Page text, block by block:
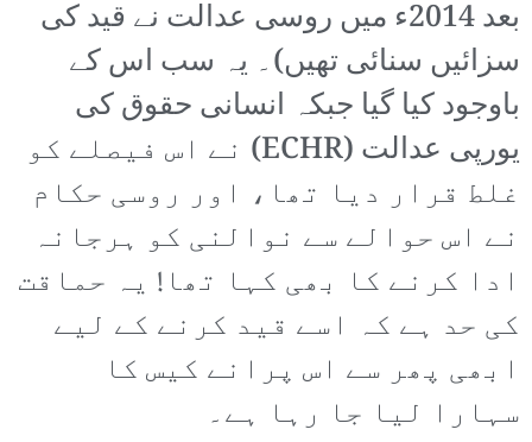
بعد 2014ء میں روسی عدالت نے قید کی
سزائیں سنائی تھیں)۔ یہ سب اس کے
باوجود کیا گیا جبکہ انسانی حقوق کی
یورپی عدالت (ECHR) نے اس فیصلے کو
غلط قرار دیا تھا، اور روسی حکام
نے اس حوالے سے نوالنی کو ہرجانہ
ادا کرنے کا بھی کہا تھا! یہ حماقت
کی حد ہے کہ اسے قید کرنے کے لیے
ابھی پھر سے اس پرانے کیس کا
سہارا لیا جا رہا ہے۔